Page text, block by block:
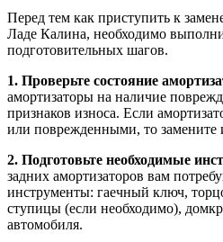
Перед тем как приступить к
Ладе Калина, необходимо
подготовительных шагов.
1. Проверьте состояние
амортизаторы на наличие
признаков износа. Если
или поврежденными, то замените
2. Подготовьте необходимые
задних амортизаторов вам
инструменты: гаечный ключ,
ступицы (если необходимо),
автомобиля.